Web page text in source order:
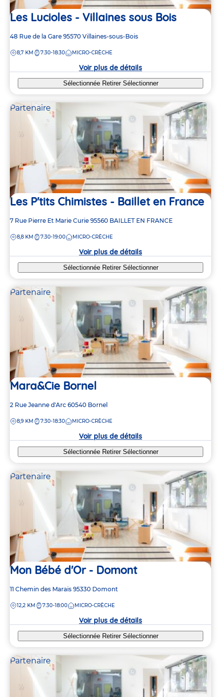
Les Lucioles - Villaines sous Bois
Adresse
la
48 Rue de la Gare 95570 Villaines-sous-Bois
DISTANCE
8,7 KM 7:30-18:30 MICRO-CRÈCHE
Voir plus de détails
Sélectionnée Retirer Sélectionner
Partenaire
Les P'tits Chimistes - Baillet en France
Adresse
la
7 Rue Pierre Et Marie Curie 95560 BAILLET EN FRANCE
DISTANCE
8,8 KM 7:30-19:00 MICRO-CRÈCHE
Voir plus de détails
Sélectionnée Retirer Sélectionner
Partenaire
Mara&Cie Bornel
Adresse
la
2 Rue Jeanne d'Arc 60540 Bornel
DISTANCE
8,9 KM 7:30-18:30 MICRO-CRÈCHE
Voir plus de détails
Sélectionnée Retirer Sélectionner
Partenaire
Mon Bébé d'Or - Domont
Adresse
la
11 Chemin des Marais 95330 Domont
DISTANCE
12,2 KM 7:30-18:00 MICRO-CRÈCHE
Voir plus de détails
Sélectionnée Retirer Sélectionner
Partenaire